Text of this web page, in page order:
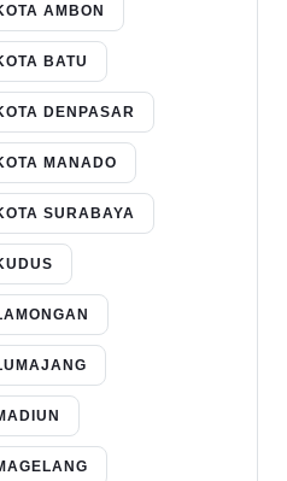
AMBON
BATU
DENPASAR
MANADO
SURABAYA